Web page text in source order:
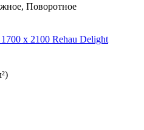
Поворотное
x 2100 Rehau Delight